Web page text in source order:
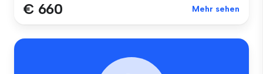
€ 660 Mehr sehen